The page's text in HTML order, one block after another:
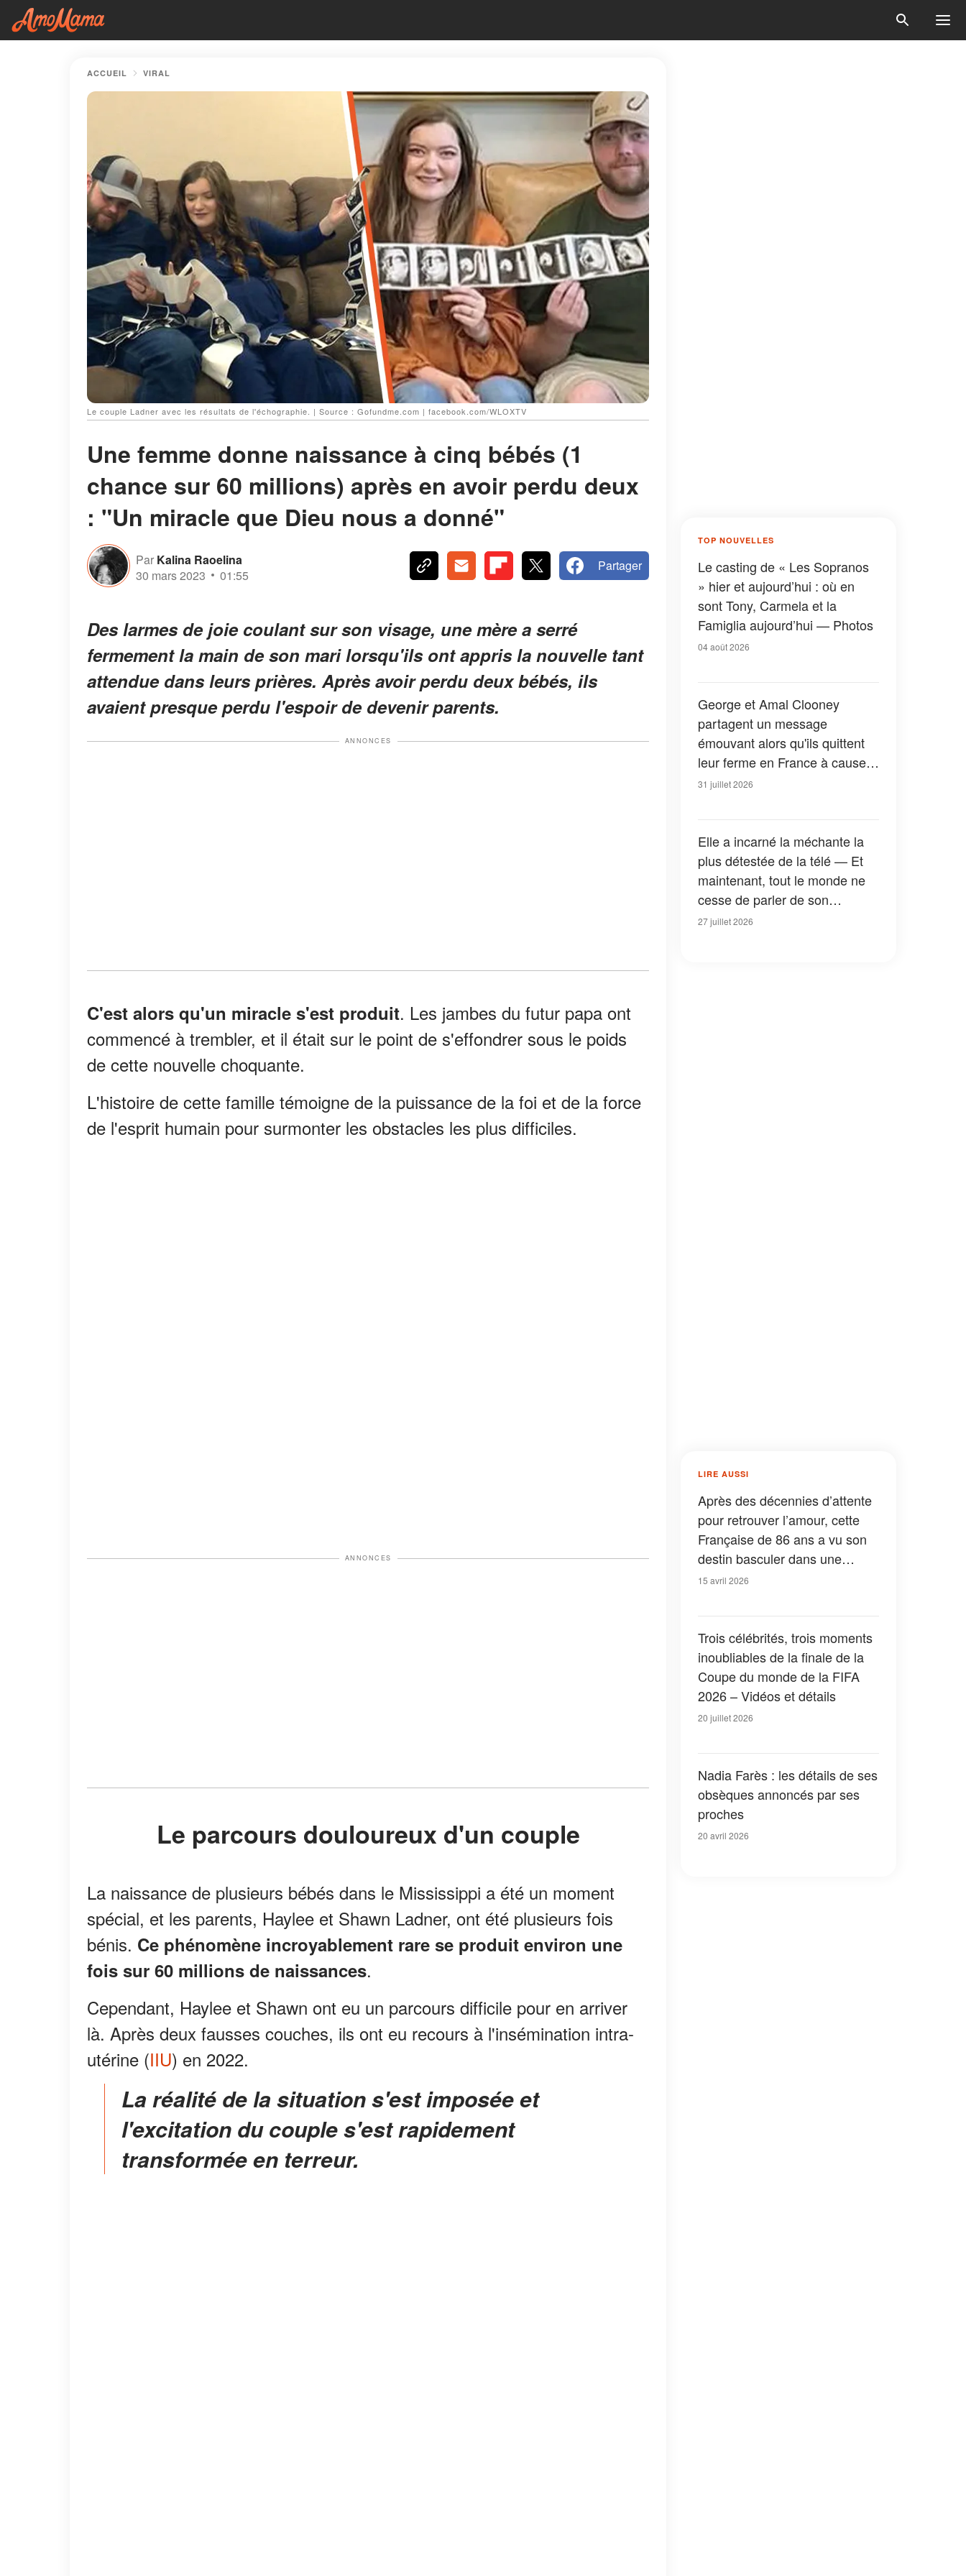
ACCUEIL VIRAL
Le couple Ladner avec les résultats de l'échographie. | Source : Gofundme.com | facebook.com/WLOXTV
Une femme donne naissance à cinq bébés (1
chance sur 60 millions) après en avoir perdu deux
: "Un miracle que Dieu nous a donné"
Par Kalina Raoelina
30 mars 2023
01:55
Partager
Des larmes de joie coulant sur son visage, une mère a serré
fermement la main de son mari lorsqu'ils ont appris la nouvelle tant
attendue dans leurs prières. Après avoir perdu deux bébés, ils
avaient presque perdu l'espoir de devenir parents.
ANNONCES
C'est alors qu'un miracle s'est produit. Les jambes du futur papa ont
commencé à trembler, et il était sur le point de s'effondrer sous le poids
de cette nouvelle choquante.
L'histoire de cette famille témoigne de la puissance de la foi et de la force
de l'esprit humain pour surmonter les obstacles les plus difficiles.
ANNONCES
Le parcours douloureux d'un couple
La naissance de plusieurs bébés dans le Mississippi a été un moment
spécial, et les parents, Haylee et Shawn Ladner, ont été plusieurs fois
bénis. Ce phénomène incroyablement rare se produit environ une
fois sur 60 millions de naissances.
Cependant, Haylee et Shawn ont eu un parcours difficile pour en arriver
là. Après deux fausses couches, ils ont eu recours à l'insémination intra-
utérine (IIU) en 2022.
La réalité de la situation s'est imposée et
l'excitation du couple s'est rapidement
transformée en terreur.
TOP NOUVELLES
Le casting de « Les Sopranos
» hier et aujourd’hui : où en
sont Tony, Carmela et la
Famiglia aujourd’hui — Photos
04 août 2026
George et Amal Clooney
partagent un message
émouvant alors qu'ils quittent
leur ferme en France à cause
des feux de forêt — Tous les
31 juillet 2026
Elle a incarné la méchante la
plus détestée de la télé — Et
maintenant, tout le monde ne
cesse de parler de son
apparition dans la nouvelle
27 juillet 2026
LIRE AUSSI
Après des décennies d’attente
pour retrouver l’amour, cette
Française de 86 ans a vu son
destin basculer dans une
affaire inattendue
15 avril 2026
Trois célébrités, trois moments
inoubliables de la finale de la
Coupe du monde de la FIFA
2026 – Vidéos et détails
20 juillet 2026
Nadia Farès : les détails de ses
obsèques annoncés par ses
proches
20 avril 2026